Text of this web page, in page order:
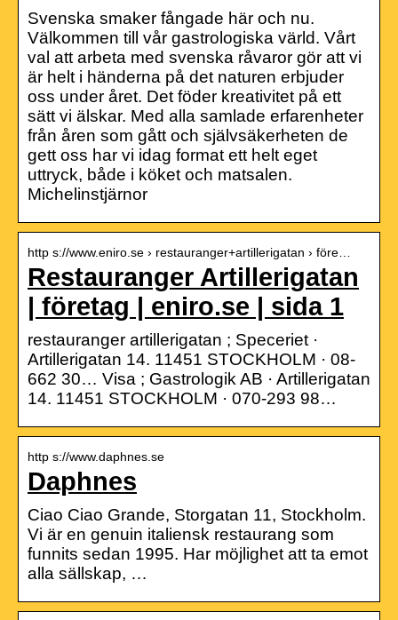
Svenska smaker fångade här och nu.
Välkommen till vår gastrologiska värld. Vårt
val att arbeta med svenska råvaror gör att vi
är helt i händerna på det naturen erbjuder
oss under året. Det föder kreativitet på ett
sätt vi älskar. Med alla samlade erfarenheter
från åren som gått och självsäkerheten de
gett oss har vi idag format ett helt eget
uttryck, både i köket och matsalen.
Michelinstjärnor
http s://www.eniro.se › restauranger+artillerigatan › före…
Restauranger Artillerigatan
| företag | eniro.se | sida 1
restauranger artillerigatan ; Speceriet ·
Artillerigatan 14. 11451 STOCKHOLM · 08-
662 30… Visa ; Gastrologik AB · Artillerigatan
14. 11451 STOCKHOLM · 070-293 98…
http s://www.daphnes.se
Daphnes
Ciao Ciao Grande, Storgatan 11, Stockholm.
Vi är en genuin italiensk restaurang som
funnits sedan 1995. Har möjlighet att ta emot
alla sällskap, …